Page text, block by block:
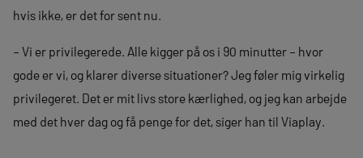
hvis ikke, er det for sent nu.
– Vi er privilegerede. Alle kigger på os i 90 minutter – hvor
gode er vi, og klarer diverse situationer? Jeg føler mig virkelig
privilegeret. Det er mit livs store kærlighed, og jeg kan arbejde
med det hver dag og få penge for det, siger han til Viaplay.